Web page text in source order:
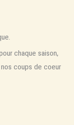
chaque saison,
coups de coeur